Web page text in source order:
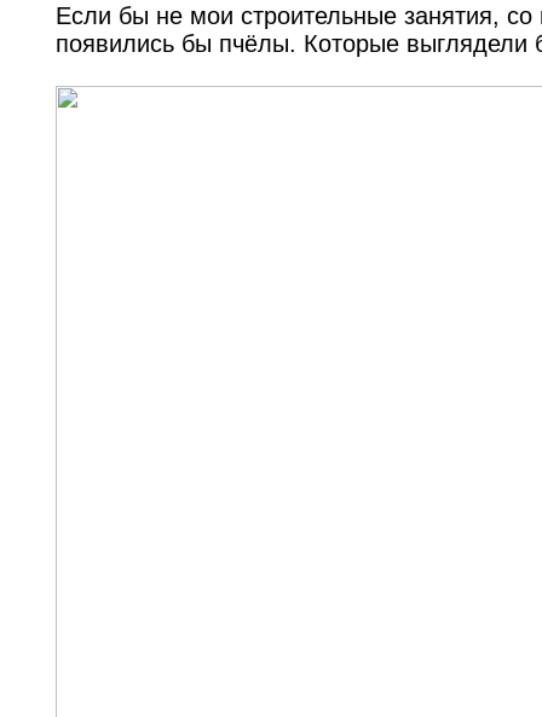
Если бы не мои строительные занятия,
появились бы пчёлы. Которые выглядели